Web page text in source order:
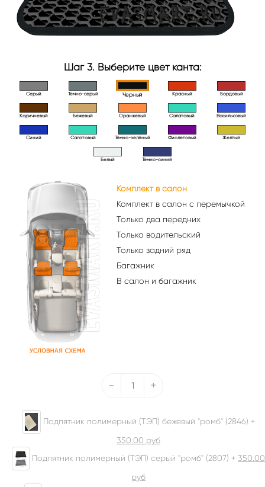
Шаг 3. Выберите цвет канта:
Серый Темно-серый Черный Красный Бордовый
Коричневый Бежевый Оранжевый Салатовый Васильковый
Синий Салатовый Тёмно-зелёный Фиолетовый Желтый
Белый Тёмно-синий
Комплект в салон
Комплект в салон с перемычкой
Только два передних
Только водительский
Только задний ряд
Багажник
В салон и багажник
- +
Подпятник полимерный (ТЭП) бежевый "ромб" (2846) +
350.00 руб
Подпятник полимерный (ТЭП) серый "ромб" (2807) + 350.00
руб